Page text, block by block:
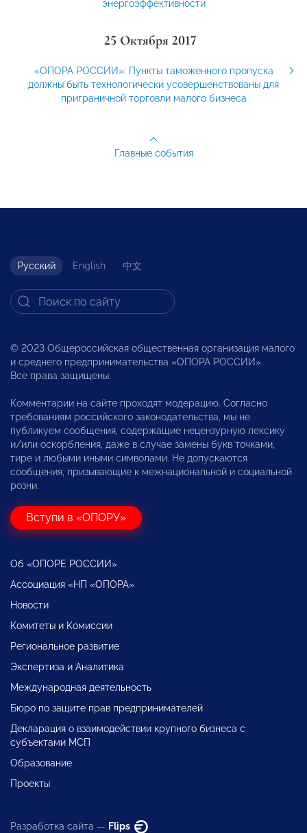
энергоэффективности
25 Октября 2017
«ОПОРА РОССИИ»: Пункты таможенного пропуска
должны быть технологически усовершенствованы для
приграничной торговли малого бизнеса
Главные события
Русский English 中文
© 2023 Общероссийская общественная организация малого
и среднего предпринимательства «ОПОРА РОССИИ».
Все права защищены.
Комментарии на сайте проходят модерацию. Согласно
требованиям российского законодательства, мы не
публикуем сообщения, содержащие нецензурную лексику
и/или оскорбления, даже в случае замены букв точками,
тире и любыми иными символами. Не допускаются
сообщения, призывающие к межнациональной и социальной
розни.
Вступи в «ОПОРУ»
Об «ОПОРЕ РОССИИ»
Ассоциация «НП «ОПОРА»
Новости
Комитеты и Комиссии
Региональное развитие
Экспертиза и Аналитика
Международная деятельность
Бюро по защите прав предпринимателей
Декларация о взаимодействии крупного бизнеса с
субъектами МСП
Образование
Проекты
Разработка сайта — Flips